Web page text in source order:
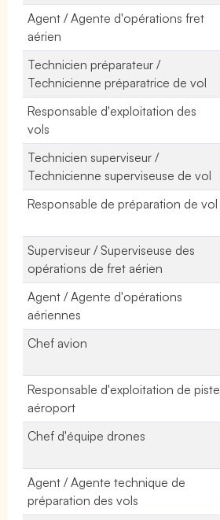
Agent / Agente d'opérations fret
aérien
Technicien préparateur /
Technicienne préparatrice de vol
Responsable d'exploitation des
vols
Technicien superviseur /
Technicienne superviseuse de vol
Responsable de préparation de vol
Superviseur / Superviseuse des
opérations de fret aérien
Agent / Agente d'opérations
aériennes
Chef avion
Responsable d'exploitation de piste
aéroport
Chef d'équipe drones
Agent / Agente technique de
préparation des vols